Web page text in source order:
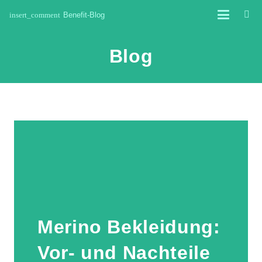
insert_comment Benefit-Blog
Blog
Merino Bekleidung:
Vor- und Nachteile